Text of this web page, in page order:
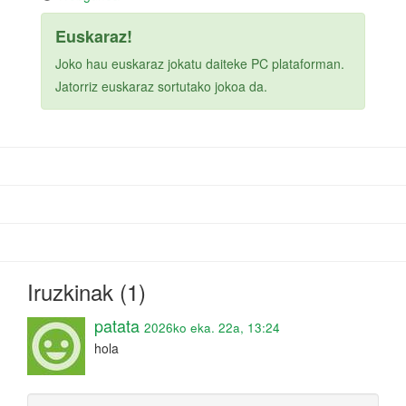
Euskaraz!
Joko hau euskaraz jokatu daiteke PC plataforman.
Jatorriz euskaraz sortutako jokoa da.
Iruzkinak (1)
patata 2026ko eka. 22a, 13:24
hola